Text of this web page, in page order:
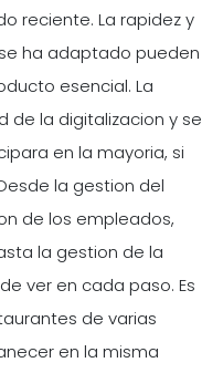
reciente. La rapidez y
ha adaptado pueden
esencial. La
de la digitalizacion y se
en la mayoria, si
la gestion del
de los empleados,
la gestion de la
ver en cada paso. Es
de varias
en la misma